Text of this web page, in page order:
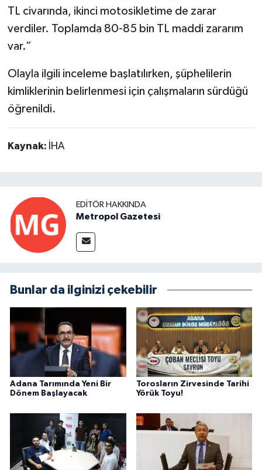
TL civarında, ikinci motosikletime de zarar
verdiler. Toplamda 80-85 bin TL maddi zararım
var.”
Olayla ilgili inceleme başlatılırken, şüphelilerin
kimliklerinin belirlenmesi için çalışmaların sürdüğü
öğrenildi.
Kaynak: İHA
EDITÖR HAKKINDA
Metropol Gazetesi
Bunlar da ilginizi çekebilir
Adana Tarımında Yeni Bir
Dönem Başlayacak
Torosların Zirvesinde Tarihi
Yörük Toyu!